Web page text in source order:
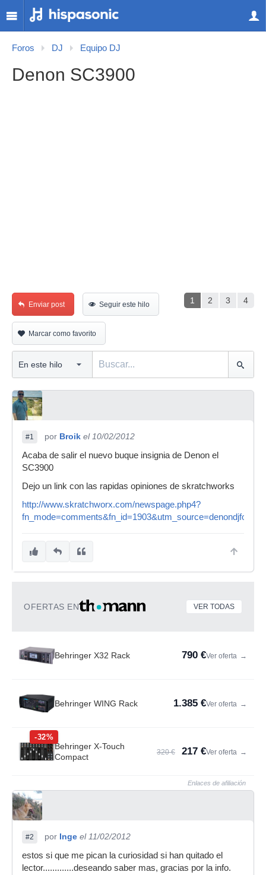
Foros DJ Equipo DJ
Denon SC3900
1 2 3 4
Enviar post Seguir este hilo
Marcar como favorito
#1 por Broik el 10/02/2012
Acaba de salir el nuevo buque insignia de Denon el
SC3900
Dejo un link con las rapidas opiniones de skratchworks
http://www.skratchworx.com/newspage.php4?
OFERTAS EN VER TODAS
Behringer X32 Rack 790 €Ver oferta →
Behringer WING Rack 1.385 €Ver oferta →
-32%
Behringer X-Touch
Compact
320 € 217 €Ver oferta →
Enlaces de afiliación
#2 por Inge el 11/02/2012
estos si que me pican la curiosidad si han quitado el
lector.............deseando saber mas, gracias por la info.